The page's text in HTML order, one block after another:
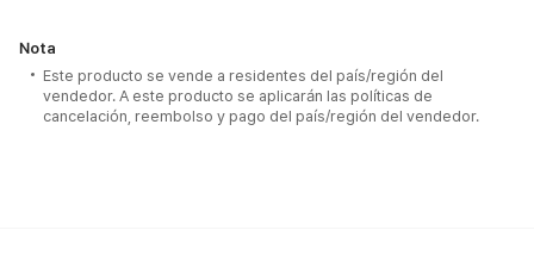
Nota
Este producto se vende a residentes del país/región del
vendedor. A este producto se aplicarán las políticas de
cancelación, reembolso y pago del país/región del vendedor.